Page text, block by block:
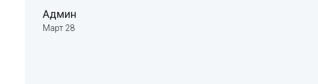
Админ
Март 28